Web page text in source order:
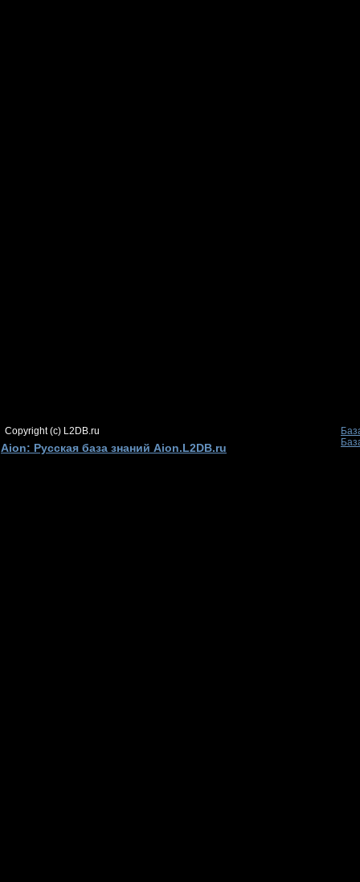
Copyright (c) L2DB.ru
Aion: Русская база знаний Aion.L2DB.ru